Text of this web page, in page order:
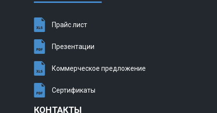
Прайс лист
Презентации
Коммерческое предложение
Сертификаты
КОНТАКТЫ